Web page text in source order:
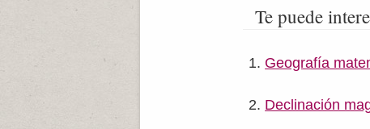
Te puede
Geografía
Declinación